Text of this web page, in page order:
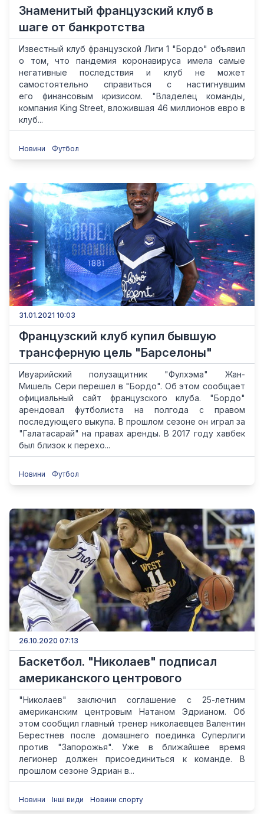
Знаменитый французский клуб в
шаге от банкротства
Известный клуб французской Лиги 1 "Бордо" объявил
о том, что пандемия коронавируса имела самые
негативные последствия и клуб не может
самостоятельно справиться с настигнувшим
его финансовым кризисом. "Владелец команды,
компания King Street, вложившая 46 миллионов евро в
клуб...
Новини Футбол
31.01.2021 10:03
Французский клуб купил бывшую
трансферную цель "Барселоны"
Ивуарийский полузащитник "Фулхэма" Жан-
Мишель Сери перешел в "Бордо". Об этом сообщает
официальный сайт французского клуба. "Бордо"
арендовал футболиста на полгода с правом
последующего выкупа. В прошлом сезоне он играл за
"Галатасарай" на правах аренды. В 2017 году хавбек
был близок к перехо...
Новини Футбол
26.10.2020 07:13
Баскетбол. "Николаев" подписал
американского центрового
"Николаев" заключил соглашение с 25-летним
американским центровым Натаном Эдрианом. Об
этом сообщил главный тренер николаевцев Валентин
Берестнев после домашнего поединка Суперлиги
против "Запорожья". Уже в ближайшее время
легионер должен присоединиться к команде. В
прошлом сезоне Эдриан в...
Новини Інші види Новини спорту